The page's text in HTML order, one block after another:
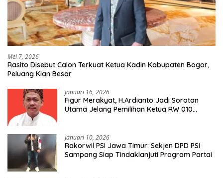
Mei 7, 2026
Rasito Disebut Calon Terkuat Ketua Kadin Kabupaten Bogor,
Peluang Kian Besar
Januari 16, 2026
Figur Merakyat, H.Ardianto Jadi Sorotan
Utama Jelang Pemilihan Ketua RW 010
Januari 10, 2026
Rakorwil PSI Jawa Timur: Sekjen DPD PSI
Sampang Siap Tindaklanjuti Program Partai